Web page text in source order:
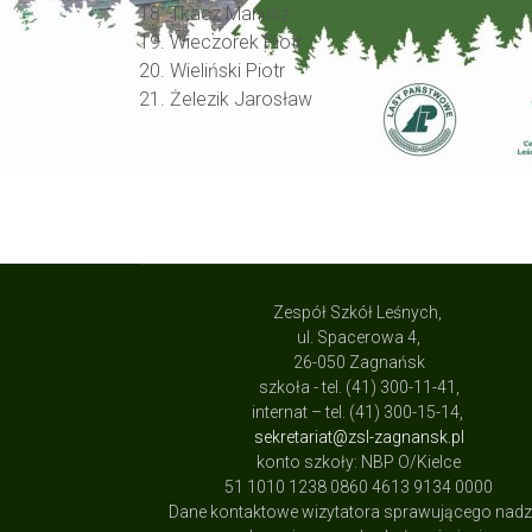
18. Tkacz Mariusz
19. Wieczorek Piotr
20. Wieliński Piotr
21. Żelezik Jarosław
Zespół Szkół Leśnych,
ul. Spacerowa 4,
26-050 Zagnańsk
szkoła - tel. (41) 300-11-41,
internat – tel. (41) 300-15-14,
sekretariat@zsl-zagnansk.pl
konto szkoły: NBP O/Kielce
51 1010 1238 0860 4613 9134 0000
Dane kontaktowe wizytatora sprawującego